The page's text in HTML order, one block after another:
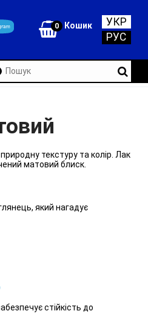
0 Кошик
УКР
РУС
текстуру та колір. Лак
матовий блиск.
який нагадує
стійкість до